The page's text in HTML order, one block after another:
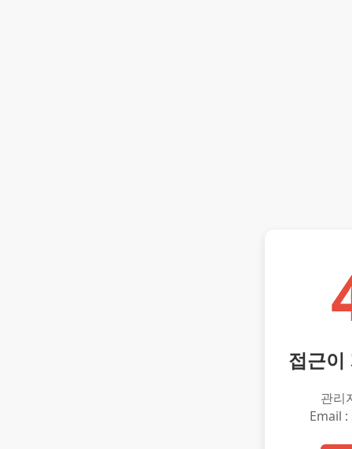
접근이
관리
Email